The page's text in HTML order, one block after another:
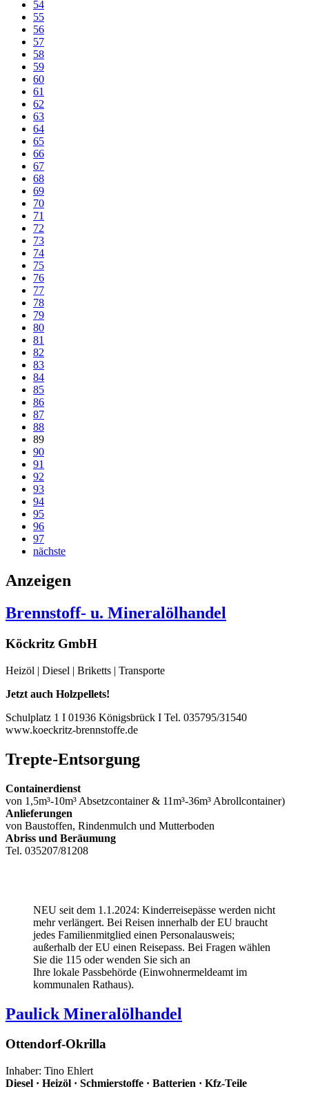
54
55
56
57
58
59
60
61
62
63
64
65
66
67
68
69
70
71
72
73
74
75
76
77
78
79
80
81
82
83
84
85
86
87
88
89
90
91
92
93
94
95
96
97
nächste
Anzeigen
Brennstoff- u. Mineralölhandel
Köckritz GmbH
Heizöl | Diesel | Briketts | Transporte
Jetzt auch Holzpellets!
Schulplatz 1 I 01936 Königsbrück I Tel. 035795/31540
www.koeckritz-brennstoffe.de
Trepte-Entsorgung
Containerdienst
von 1,5m³-10m³ Absetzcontainer & 11m³-36m³ Abrollcontainer)
Anlieferungen
von Baustoffen, Rindenmulch und Mutterboden
Abriss und Beräumung
Tel. 035207/81208
NEU seit dem 1.1.2024: Kinderreisepässe werden nicht
mehr verlängert. Bei Reisen innerhalb der EU braucht
jedes Familienmitglied einen Personalausweis;
außerhalb der EU einen Reisepass. Bei Fragen wählen
Sie die 115 oder wenden Sie sich an
Ihre lokale Passbehörde (Einwohnermeldeamt im
kommunalen Rathaus).
Paulick Mineralölhandel
Ottendorf-Okrilla
Inhaber: Tino Ehlert
Diesel · Heizöl · Schmierstoffe · Batterien · Kfz-Teile